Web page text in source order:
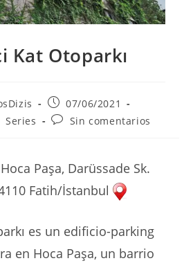
Kat Otoparkı
Publicación
de
la
07/06/2021
Series
Comentarios
Sin comentarios
Hoca Paşa, Darüssade Sk.
Fatih/İstanbul
es un edificio-parking
en Hoca Paşa, un barrio